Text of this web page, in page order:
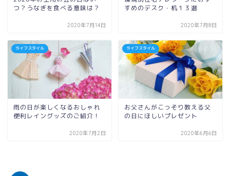
つ？うなぎを食べる意味は？
2020年7月14日
すめのデスク・机１３選
2020年7月8日
ライフスタイル
雨の日が楽しくなるおしゃれ
便利レイングッズのご紹介！
2020年7月2日
ライフスタイル
お父さんがこっそり教える父
の日にほしいプレゼント
2020年6月6日